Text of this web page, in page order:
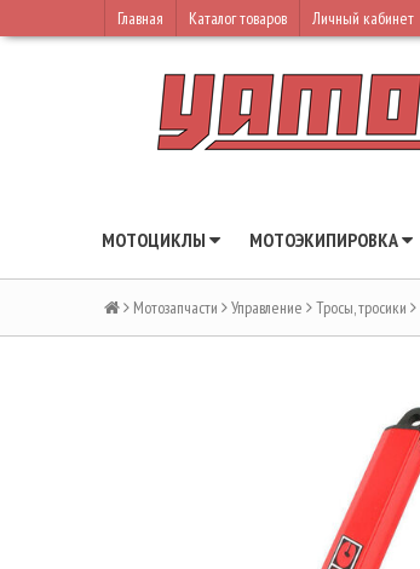
Главная Каталог товаров Личный кабинет
МОТОЦИКЛЫ МОТОЭКИПИРОВКА
Мотозапчасти Управление Тросы, тросики